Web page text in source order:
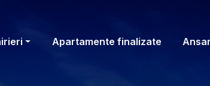
Apartamente finalizate